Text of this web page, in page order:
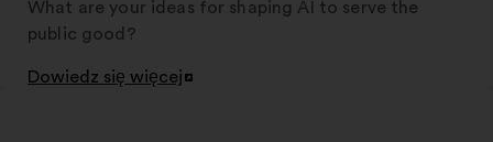
What are your ideas for shaping AI to serve the
public good?
Dowiedz się więcej
Otwieranie